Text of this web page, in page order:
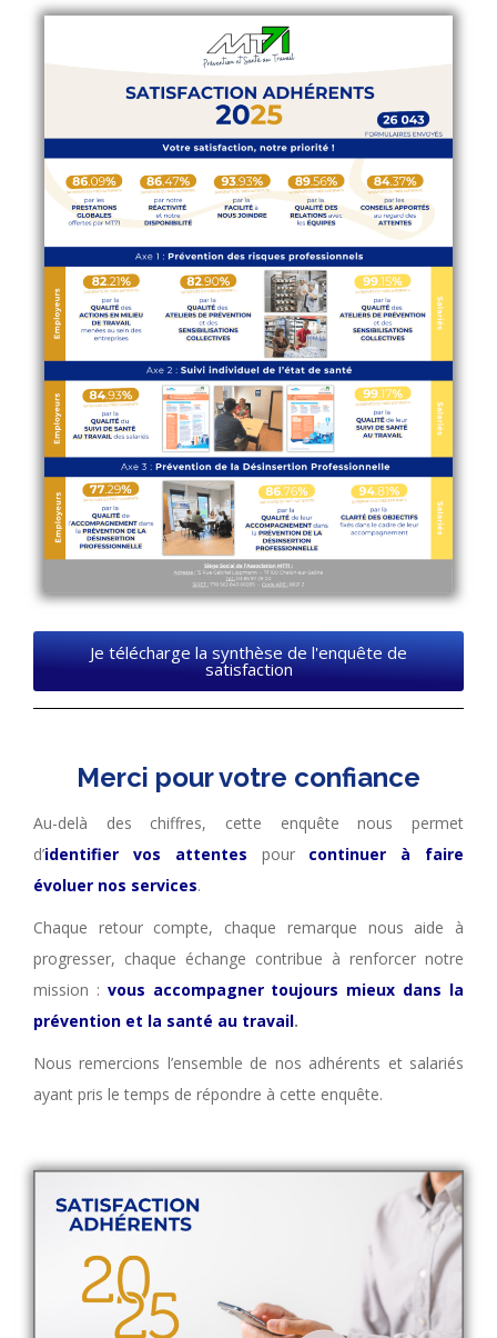
Je télécharge la synthèse de l'enquête de
satisfaction
Merci pour votre confiance
Au-delà des chiffres, cette enquête nous permet
d’identifier vos attentes pour continuer à faire
évoluer nos services.
Chaque retour compte, chaque remarque nous aide à
progresser, chaque échange contribue à renforcer notre
mission : vous accompagner toujours mieux dans la
prévention et la santé au travail.
Nous remercions l’ensemble de nos adhérents et salariés
ayant pris le temps de répondre à cette enquête.